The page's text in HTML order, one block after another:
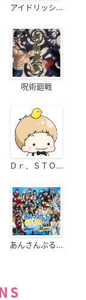
アイドリッシ...
呪術廻戦
Ｄｒ．ＳＴＯ...
あんさんぶる...